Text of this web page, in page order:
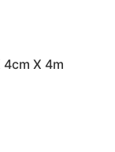
4cm X 4m